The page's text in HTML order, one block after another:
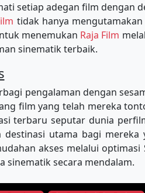
setiap adegan film dengan
tidak hanya
menemukan Raja Film
sinematik terbaik.
pengalaman dengan
film yang telah mereka
terbaru seputar dunia
utama bagi mereka
akses melalui optimasi
sinematik secara mendalam.